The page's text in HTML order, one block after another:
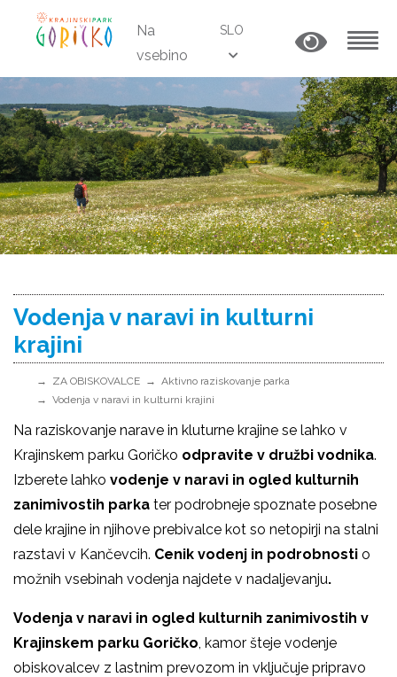
Na
vsebino
SLO
Vodenja v naravi in kulturni
krajini
ZA OBISKOVALCE
Aktivno raziskovanje parka
Vodenja v naravi in kulturni krajini
Na raziskovanje narave in kluturne krajine se lahko v
Krajinskem parku Goričko odpravite v družbi vodnika.
Izberete lahko vodenje v naravi in ogled kulturnih
zanimivostih parka ter podrobneje spoznate posebne
dele krajine in njihove prebivalce kot so netopirji na stalni
razstavi v Kančevcih. Cenik vodenj in podrobnosti o
možnih vsebinah vodenja najdete v nadaljevanju.
Vodenja v naravi in ogled kulturnih zanimivostih v
Krajinskem parku Goričko, kamor šteje vodenje
obiskovalcev z lastnim prevozom in vključuje pripravo